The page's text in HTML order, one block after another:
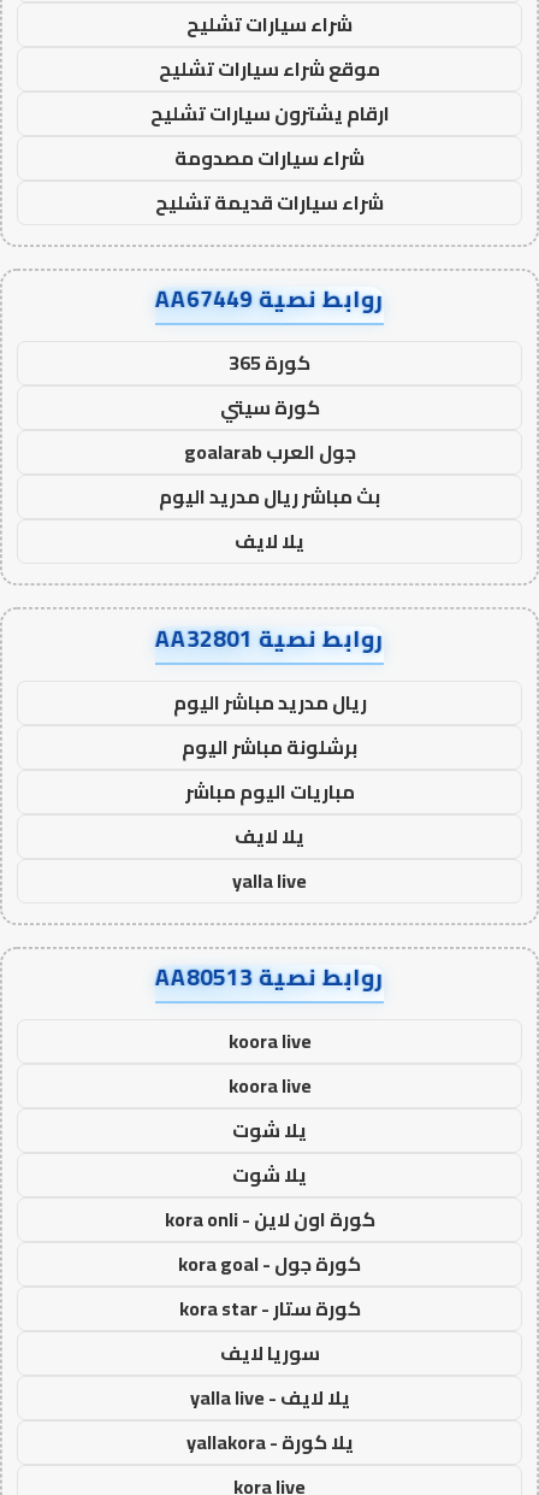
شراء سيارات تشليح
موقع شراء سيارات تشليح
ارقام يشترون سيارات تشليح
شراء سيارات مصدومة
شراء سيارات قديمة تشليح
روابط نصية AA67449
كورة 365
كورة سيتي
جول العرب goalarab
بث مباشر ريال مدريد اليوم
يلا لايف
روابط نصية AA32801
ريال مدريد مباشر اليوم
برشلونة مباشر اليوم
مباريات اليوم مباشر
يلا لايف
yalla live
روابط نصية AA80513
koora live
koora live
يلا شوت
يلا شوت
كورة اون لاين - kora onli
كورة جول - kora goal
كورة ستار - kora star
سوريا لايف
يلا لايف - yalla live
يلا كورة - yallakora
kora live